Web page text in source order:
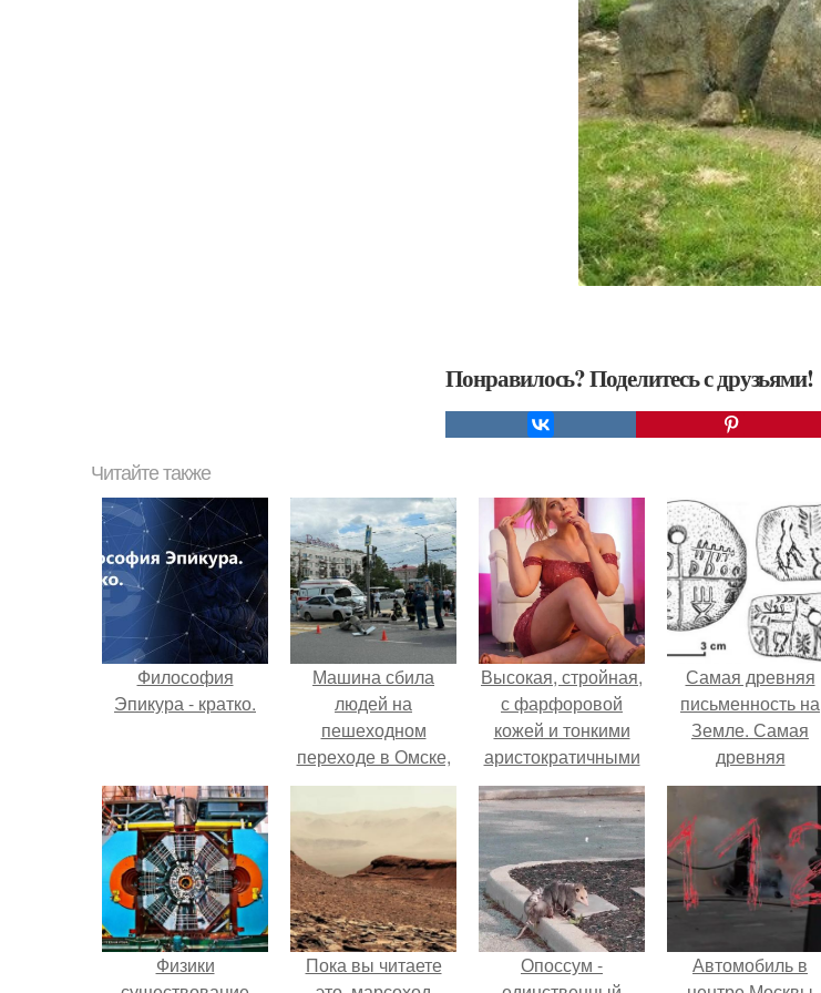
Понравилось? Поделитесь с друзьями!
Читайте также
Философия
Эпикура - кратко.
Машина сбила
людей на
пешеходном
переходе в Омске,
пострадали 8
человек.
Высокая, стройная,
с фарфоровой
кожей и тонкими
аристократичными
чертами, эль
выглядит так, будто
сошла с полотна
художника.
Самая древняя
письменность на
Земле. Самая
древняя
письменность.
Физики
Пока вы читаете
Опоссум -
Автомобиль в